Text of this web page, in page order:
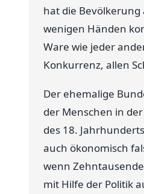
hat die
wenigen Händen
Ware wie jeder
Konkurrenz, allen
Der ehemalige
der Menschen in
des 18.
auch ökonomisch
wenn
mit Hilfe der Politik